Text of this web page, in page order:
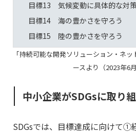
目標13 気候変動に具体的な対
目標14 海の豊かさを守ろう
目標15 陸の豊かさを守ろう
「持続可能な開発ソリューション・ネ
ースより（2023年6月
中小企業がSDGsに取り
SDGsでは、目標達成に向けて